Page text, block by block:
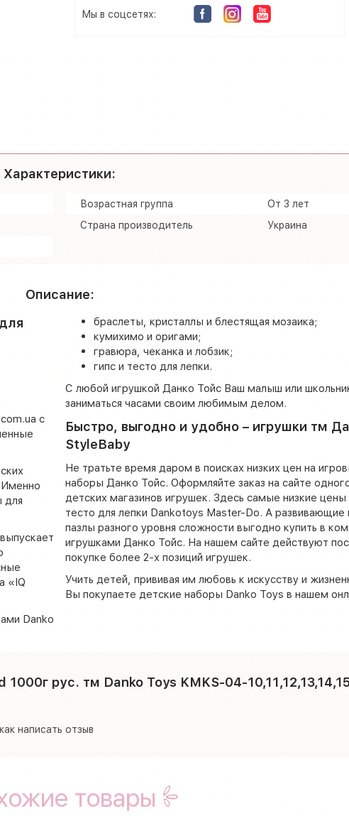
Мы в соцсетях:
Характеристики:
Возрастная группа
От 3 лет
Страна производитель
Украина
Описание:
с
Именно
для
«IQ
Danko
браслеты, кристаллы и блестящая мозаика;
кумихимо и оригами;
гравюра, чеканка и лобзик;
гипс и тесто для лепки.
С любой игрушкой Данко Тойс Ваш малыш или
заниматься часами своим любимым делом.
Быстро, выгодно и удобно – игрушки тм
StyleBaby
Не тратьте время даром в поисках низких цен на
наборы Данко Тойс. Оформляйте заказ на сайте
детских магазинов игрушек. Здесь самые низкие цены
тесто для лепки Dankotoys Master-Do. А развивающие
пазлы разного уровня сложности выгодно купить в
игрушками Данко Тойс. На нашем сайте действуют
покупке более 2-х позиций игрушек.
Учить детей, прививая им любовь к искусству и
Вы покупаете детские наборы Danko Toys в нашем
рус. тм Danko Toys KMKS-04-
написать отзыв
товары